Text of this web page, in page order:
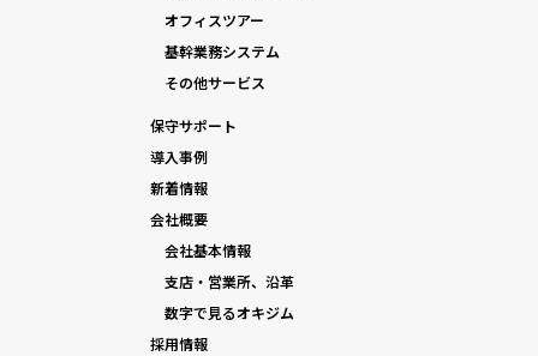
オフィスツアー
基幹業務システム
その他サービス
保守サポート
導入事例
新着情報
会社概要
会社基本情報
支店・営業所、沿革
数字で見るオキジム
採用情報